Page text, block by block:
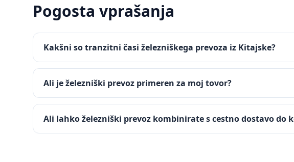
Pogosta vprašanja
Kakšni so tranzitni časi železniškega prevoza iz Kitajske?
Ali je železniški prevoz primeren za moj tovor?
Ali lahko železniški prevoz kombinirate s cestno dostavo do